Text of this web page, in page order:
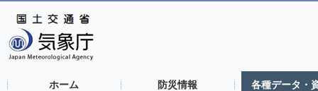
ホーム 防災情報 各種データ・